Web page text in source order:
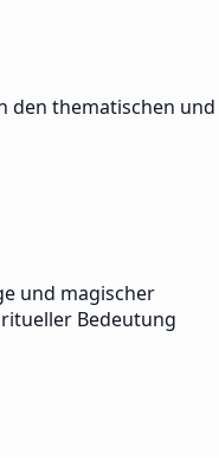
den thematischen und
und magischer
Bedeutung